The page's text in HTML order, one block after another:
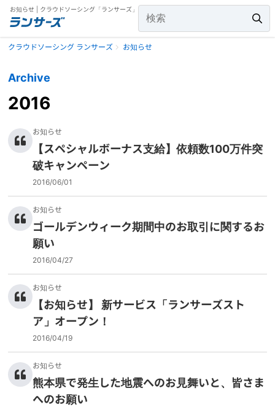
お知らせ | クラウドソーシング「ランサーズ」
クラウドソーシング ランサーズ お知らせ
Archive
2016
お知らせ
【スペシャルボーナス支給】依頼数100万件突
破キャンペーン
2016/06/01
お知らせ
ゴールデンウィーク期間中のお取引に関するお
願い
2016/04/27
お知らせ
【お知らせ】 新サービス「ランサーズスト
ア」オープン！
2016/04/19
お知らせ
熊本県で発生した地震へのお見舞いと、皆さま
へのお願い